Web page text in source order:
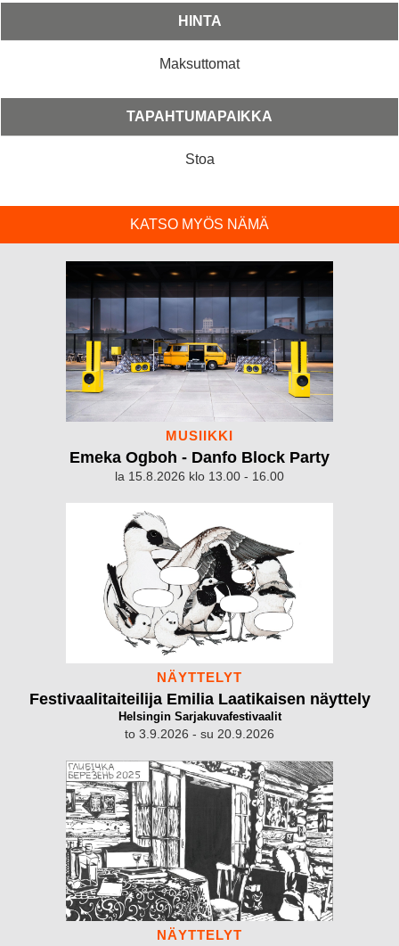
HINTA
Maksuttomat
TAPAHTUMAPAIKKA
Stoa
KATSO MYÖS NÄMÄ
MUSIIKKI
Emeka Ogboh - Danfo Block Party
la 15.8.2026 klo 13.00 - 16.00
NÄYTTELYT
Festivaalitaiteilija Emilia Laatikaisen näyttely
Helsingin Sarjakuvafestivaalit
to 3.9.2026 - su 20.9.2026
NÄYTTELYT